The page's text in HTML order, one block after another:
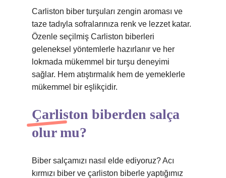
Carliston biber turşuları zengin aroması ve
taze tadıyla sofralarınıza renk ve lezzet katar.
Özenle seçilmiş Carliston biberleri
geleneksel yöntemlerle hazırlanır ve her
lokmada mükemmel bir turşu deneyimi
sağlar. Hem atıştırmalık hem de yemeklerle
mükemmel bir eşlikçidir.
Çarliston biberden salça
olur mu?
Biber salçamızı nasıl elde ediyoruz? Acı
kırmızı biber ve çarliston biberle yaptığımız